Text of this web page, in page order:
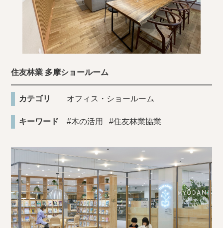
住友林業 多摩ショールーム
カテゴリ オフィス・ショールーム
キーワード #木の活用 #住友林業協業